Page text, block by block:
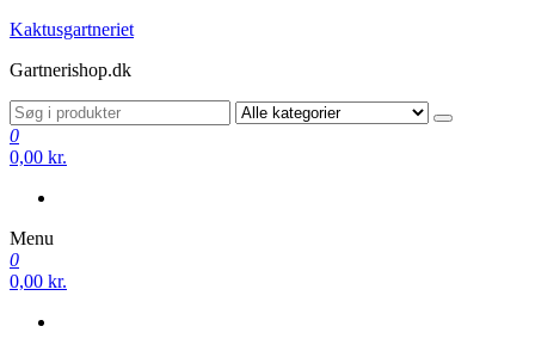
Videre
indhold
Kaktusgartneriet
Gartnerishop.dk
0
0,00 kr.
Menu
0
0,00 kr.